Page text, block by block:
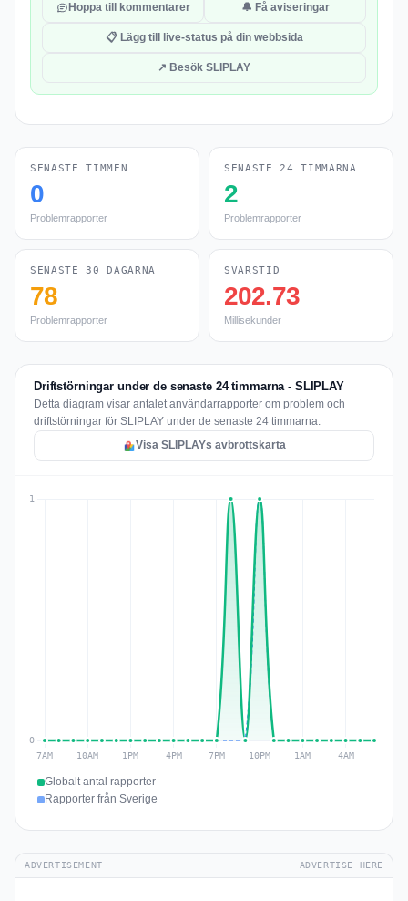
Hoppa till kommentarer 🔔 Få aviseringar
📋 Lägg till live-status på din webbsida
↗ Besök SLIPLAY
SENASTE TIMMEN
0
Problemrapporter
SENASTE 24 TIMMARNA
2
Problemrapporter
SENASTE 30 DAGARNA
78
Problemrapporter
SVARSTID
202.73
Millisekunder
Driftstörningar under de senaste 24 timmarna - SLIPLAY
Detta diagram visar antalet användarrapporter om problem och
driftstörningar för SLIPLAY under de senaste 24 timmarna.
Visa SLIPLAYs avbrottskarta
Globalt antal rapporter
Rapporter från Sverige
ADVERTISEMENT ADVERTISE HERE